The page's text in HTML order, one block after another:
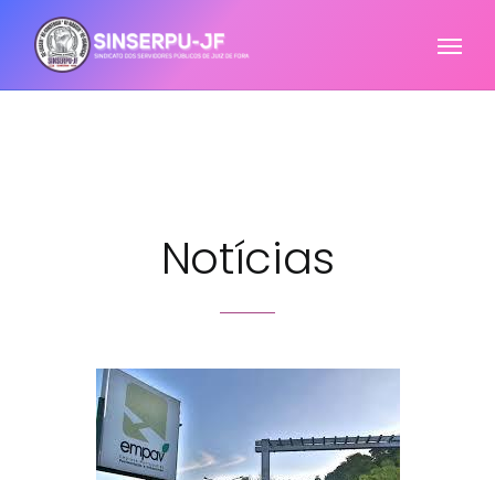
Notícias